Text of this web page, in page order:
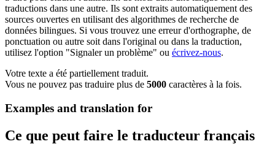
traductions dans une autre. Ils sont extraits automatiquement des
sources ouvertes en utilisant des algorithmes de recherche de
données bilingues. Si vous trouvez une erreur d'orthographe, de
ponctuation ou autre soit dans l'original ou dans la traduction,
utilisez l'option "Signaler un problème" ou écrivez-nous.
Votre texte a été partiellement traduit.
Vous ne pouvez pas traduire plus de 5000 caractères à la fois.
Examples and translation for
Ce que peut faire le traducteur français